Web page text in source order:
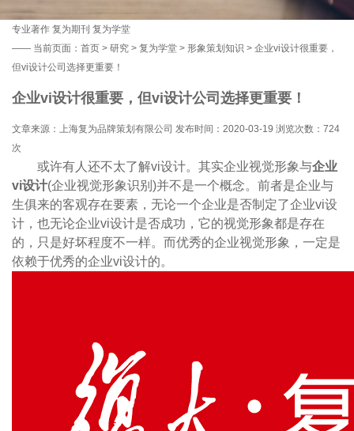
专业著作 复为期刊 复为学堂
—— 当前页面： 首页 > 研究 > 复为学堂 > 形象策划知识 > 企业vi设计很重要，
但vi设计公司选择更重要！
企业vi设计很重要，但vi设计公司选择更重要！
文章来源：上海复为品牌策划有限公司 发布时间：2020-03-19 浏览次数： 724
次
或许有人还不太了解vi设计。其实企业视觉形象与企业
vi设计(企业视觉形象识别)并不是一个概念。前者是企业与
生俱来的客观存在要素，无论一个企业是否制定了企业vi设
计，也无论企业vi设计是否成功，它的视觉形象都是存在
的，只是好坏程度不一样。而优秀的企业视觉形象，一定是
依赖于优秀的企业vi设计的。